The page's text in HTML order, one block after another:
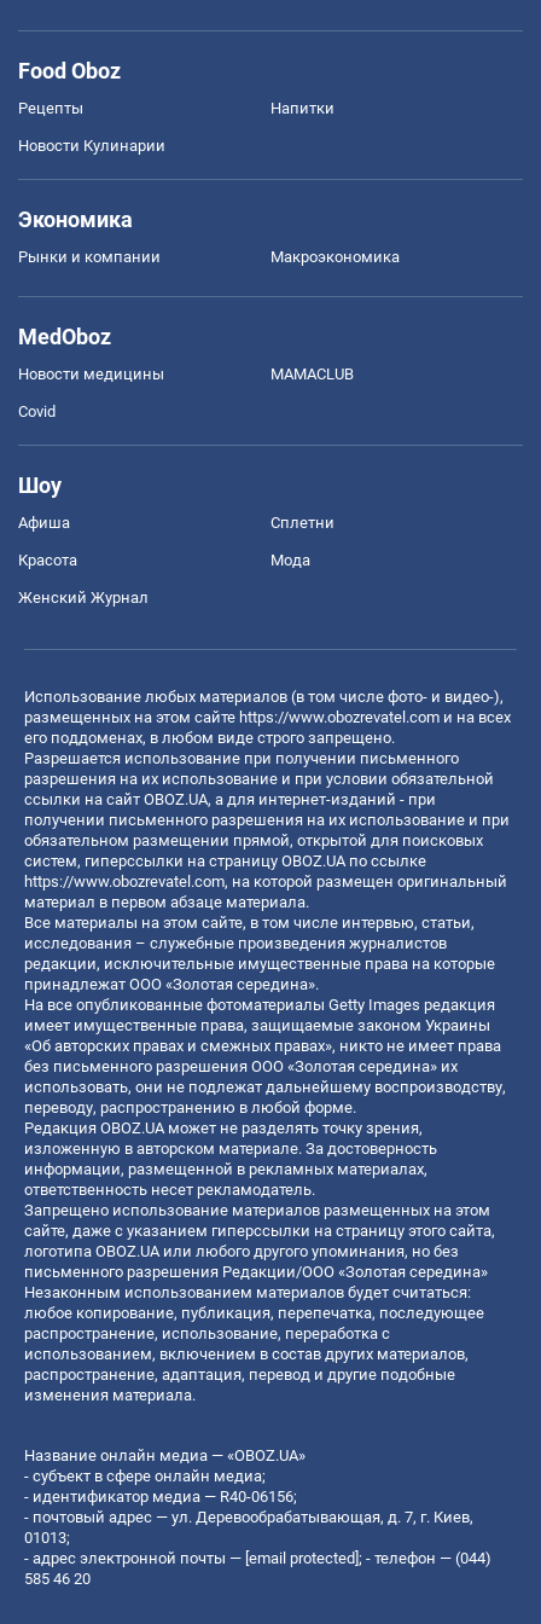
Food Oboz
Рецепты Напитки
Новости Кулинарии
Экономика
Рынки и компании Mакроэкономика
MedOboz
Новости медицины MAMACLUB
Covid
Шоу
Афиша Сплетни
Красота Мода
Женский Журнал
Использование любых материалов (в том числе фото- и видео-),
размещенных на этом сайте https://www.obozrevatel.com и на всех
его поддоменах, в любом виде строго запрещено.
Разрешается использование при получении письменного
разрешения на их использование и при условии обязательной
ссылки на сайт OBOZ.UA, а для интернет-изданий - при
получении письменного разрешения на их использование и при
обязательном размещении прямой, открытой для поисковых
систем, гиперссылки на страницу OBOZ.UA по ссылке
https://www.obozrevatel.com, на которой размещен оригинальный
материал в первом абзаце материала.
Все материалы на этом сайте, в том числе интервью, статьи,
исследования – служебные произведения журналистов
редакции, исключительные имущественные права на которые
принадлежат ООО «Золотая середина».
На все опубликованные фотоматериалы Getty Images редакция
имеет имущественные права, защищаемые законом Украины
«Об авторских правах и смежных правах», никто не имеет права
без письменного разрешения ООО «Золотая середина» их
использовать, они не подлежат дальнейшему воспроизводству,
переводу, распространению в любой форме.
Редакция OBOZ.UA может не разделять точку зрения,
изложенную в авторском материале. За достоверность
информации, размещенной в рекламных материалах,
ответственность несет рекламодатель.
Запрещено использование материалов размещенных на этом
сайте, даже с указанием гиперссылки на страницу этого сайта,
логотипа OBOZ.UA или любого другого упоминания, но без
письменного разрешения Редакции/ООО «Золотая середина»
Незаконным использованием материалов будет считаться:
любое копирование, публикация, перепечатка, последующее
распространение, использование, переработка с
использованием, включением в состав других материалов,
распространение, адаптация, перевод и другие подобные
изменения материала.
Название онлайн медиа — «OBOZ.UA»
- субъект в сфере онлайн медиа;
- идентификатор медиа — R40-06156;
- почтовый адрес — ул. Деревообрабатывающая, д. 7, г. Киев,
01013;
- адрес электронной почты — [email protected]; - телефон — (044)
585 46 20